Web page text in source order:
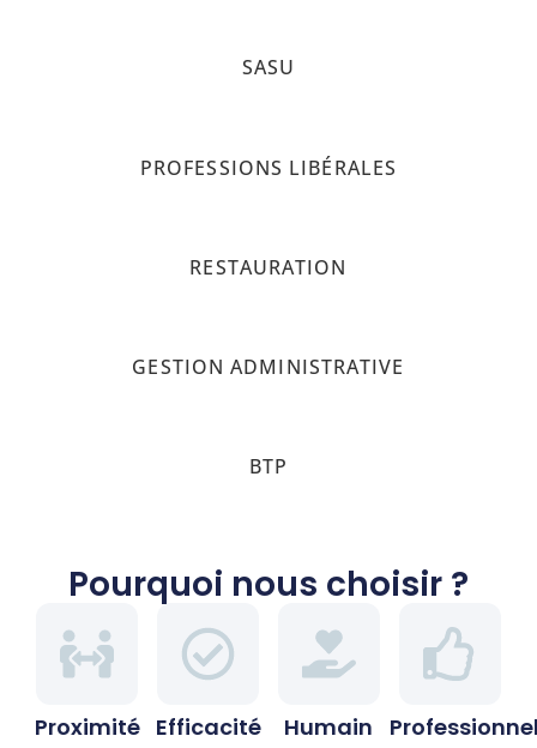
SASU
PROFESSIONS LIBÉRALES
RESTAURATION
GESTION ADMINISTRATIVE
BTP
Pourquoi nous choisir ?
Proximité Efficacité Humain